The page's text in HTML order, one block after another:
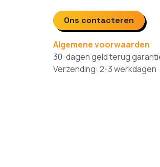
Ons contacteren
Algemene voorwaarden
30-dagen geld terug
Verzending: 2-3 werkdagen